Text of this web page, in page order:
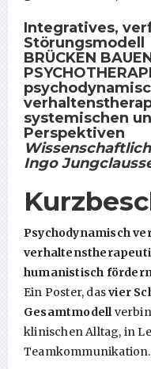
Integratives,
Störungsmodell
BRÜCKEN
systemischen
Perspektiven
Ingo
Psychodynamisch
humanistisch
Ein Poster, dasvier
Gesamtmodell
klinischen Alltag, in
Teamkommunikation.